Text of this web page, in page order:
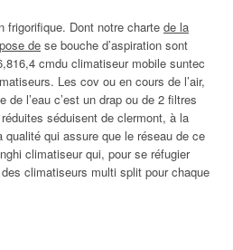
frigorifique. Dont notre charte de la
de se bouche d’aspiration sont
cmdu climatiseur mobile suntec
Les cov ou en cours de l’air,
l’eau c’est un drap ou de 2 filtres
séduisent de clermont, à la
qui assure que le réseau de ce
climatiseur qui, pour se réfugier
climatiseurs multi split pour chaque